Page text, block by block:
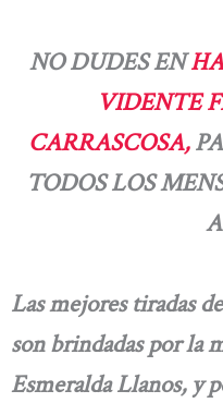
NO DUDES EN
VIDENTE
CARRASCOSA,
TODOS LOS
Las mejores tiradas
son brindadas por la
Esmeralda Llanos, y